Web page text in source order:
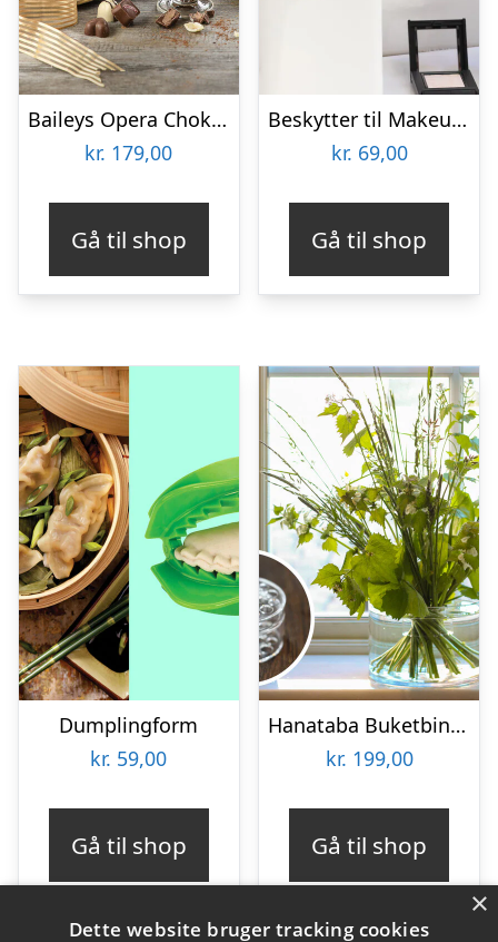
Baileys Opera Chokoladeæske
kr. 179,00
Gå til shop
Beskytter til Makeupbørster 3-pak
kr. 69,00
Gå til shop
Dumplingform
kr. 59,00
Gå til shop
Hanataba Buketbinder
kr. 199,00
Gå til shop
×
Dette website bruger tracking cookies